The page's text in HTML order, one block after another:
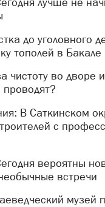
путь к будущему
организовал
расследование
с утвержденным
в прокуратуре
тополей в Бакале
проводят?
с
встречи